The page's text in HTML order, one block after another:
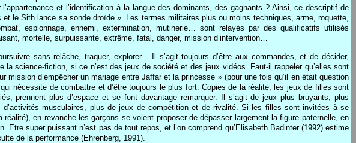
et l’identification à la langue des dominants, des gagnants ? Ainsi, ce descriptif de
le Sith lance sa sonde droïde ». Les termes militaires plus ou moins techniques, arme, roquette,
espionnage, ennemi, extermination, mutinerie… sont relayés par des qualificatifs utilisés
mortelle, surpuissante, extrême, fatal, danger, mission d’intervention…
sans relâche, traquer, explorer... Il s’agit toujours d’être aux commandes, et de décider,
science-fiction, si ce n’est des jeux de société et des jeux vidéos. Faut-il rappeler qu’elles sont
d’empêcher un mariage entre Jaffar et la princesse » (pour une fois qu’il en était question
nécessite de combattre et d’être toujours le plus fort. Copies de la réalité, les jeux de filles sont
prennent plus d’espace et se font davantage remarquer. Il s’agit de jeux plus bruyants, plus
musculaires, plus de jeux de compétition et de rivalité. Si les filles sont invitées à se
en revanche les garçons se voient proposer de dépasser largement la figure paternelle, en
super puissant n’est pas de tout repos, et l’on comprend qu’Elisabeth Badinter (1992) estime
de la performance (Ehrenberg, 1991).